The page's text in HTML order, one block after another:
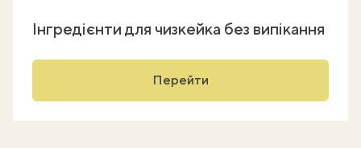
Інгредієнти для чизкейка без випікання
Перейти